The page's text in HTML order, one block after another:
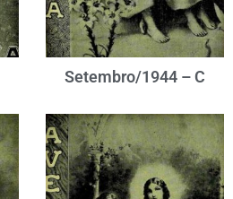
Setembro/1944 – C